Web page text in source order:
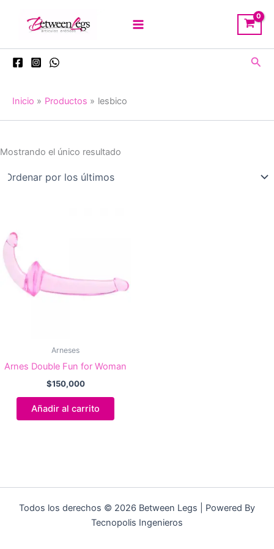
Inicio Productos lesbico
Mostrando el único resultado
Arneses
Arnes Double Fun for Woman
$150,000
Añadir al carrito
Todos los derechos © 2026 Between Legs | Powered By
Tecnopolis Ingenieros